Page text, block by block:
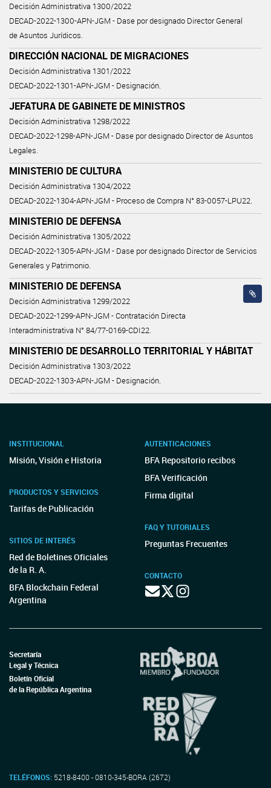
Decisión Administrativa 1300/2022
DECAD-2022-1300-APN-JGM - Dase por designado Director General
de Asuntos Jurídicos.
DIRECCIÓN NACIONAL DE MIGRACIONES
Decisión Administrativa 1301/2022
DECAD-2022-1301-APN-JGM - Designación.
JEFATURA DE GABINETE DE MINISTROS
Decisión Administrativa 1298/2022
DECAD-2022-1298-APN-JGM - Dase por designado Director de Asuntos
Legales.
MINISTERIO DE CULTURA
Decisión Administrativa 1304/2022
DECAD-2022-1304-APN-JGM - Proceso de Compra N° 83-0057-LPU22.
MINISTERIO DE DEFENSA
Decisión Administrativa 1305/2022
DECAD-2022-1305-APN-JGM - Dase por designado Director de Servicios
Generales y Patrimonio.
MINISTERIO DE DEFENSA
Decisión Administrativa 1299/2022
DECAD-2022-1299-APN-JGM - Contratación Directa
Interadministrativa N° 84/77-0169-CDI22.
MINISTERIO DE DESARROLLO TERRITORIAL Y HÁBITAT
Decisión Administrativa 1303/2022
DECAD-2022-1303-APN-JGM - Designación.
INSTITUCIONAL
Misión, Visión e Historia
PRODUCTOS Y SERVICIOS
Tarifas de Publicación
SITIOS DE INTERÉS
Red de Boletines Oficiales
de la R. A.
BFA Blockchain Federal
Argentina
AUTENTICACIONES
BFA Repositorio recibos
BFA Verificación
Firma digital
FAQ Y TUTORIALES
Preguntas Frecuentes
CONTACTO
Secretaría
Legal y Técnica
Boletín Oficial
de la República Argentina
TELÉFONOS: 5218-8400 - 0810-345-BORA (2672)